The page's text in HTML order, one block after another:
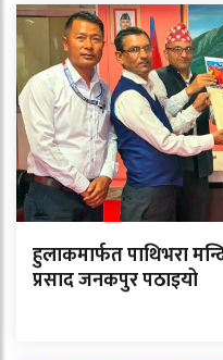
हुलाकमार्फत पाथिभरा
प्रसाद जनकपुर पठाइयो